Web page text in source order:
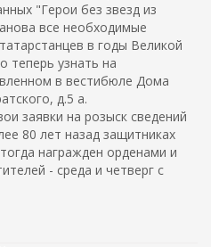
"Герои без звезд из
все необходимые
в годы Великой
теперь узнать на
в вестибюле Дома
д.5 а.
заявки на розыск сведений
80 лет назад защитниках
награжден орденами и
- среда и четверг с